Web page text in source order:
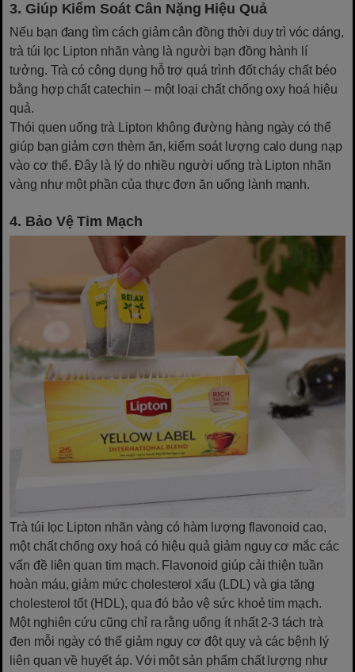
3. Giúp Kiểm Soát Cân Nặng Hiệu Quả
Nếu bạn đang tìm cách giảm cân đồng thời duy trì vóc dáng,
trà túi lọc Lipton nhãn vàng là người bạn đồng hành lí
tưởng. Trà có công dụng hỗ trợ quá trình đốt cháy chất béo
bằng hợp chất catechin – một loại chất chống oxy hoá hiệu
quả.
Thói quen uống trà Lipton không đường hàng ngày có thể
giúp bạn giảm cơn thèm ăn, kiểm soát lượng calo dung nạp
vào cơ thể. Đây là lý do nhiều người uống trà Lipton nhãn
vàng như một phần của thực đơn ăn uống lành mạnh.
4. Bảo Vệ Tim Mạch
Trà túi lọc Lipton nhãn vàng có hàm lượng flavonoid cao,
một chất chống oxy hoá có hiệu quả giảm nguy cơ mắc các
vấn đề liên quan tim mạch. Flavonoid giúp cải thiện tuần
hoàn máu, giảm mức cholesterol xấu (LDL) và gia tăng
cholesterol tốt (HDL), qua đó bảo vệ sức khoẻ tim mạch.
Một nghiên cứu cũng chỉ ra rằng uống ít nhất 2-3 tách trà
đen mỗi ngày có thể giảm nguy cơ đột quỵ và các bệnh lý
liên quan về huyết áp. Với một sản phẩm chất lượng như